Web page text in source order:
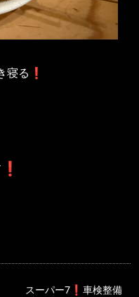
寝る❗️
スーパー7❗️車検整備